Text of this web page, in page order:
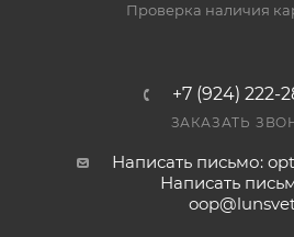
Проверка наличия
+7 (924) 222-
ЗАКАЗАТЬ
Написать письмо:
Написать